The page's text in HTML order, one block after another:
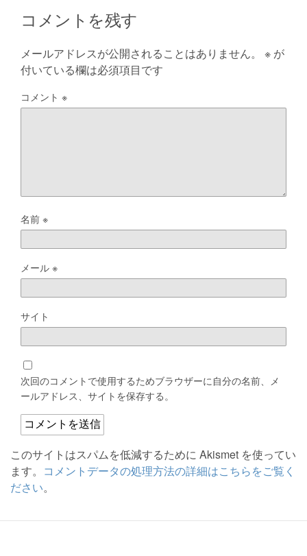
コメントを残す
メールアドレスが公開されることはありません。 ※ が
付いている欄は必須項目です
コメント ※
名前※
メール※
サイト
次回のコメントで使用するためブラウザーに自分の名前、メ
ールアドレス、サイトを保存する。
このサイトはスパムを低減するために Akismet を使ってい
ます。 コメントデータの処理方法の詳細はこちらをご覧く
ださい。